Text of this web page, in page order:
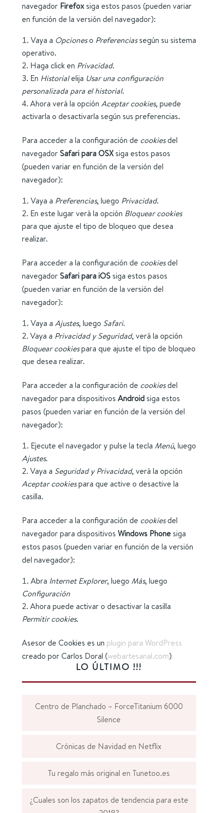
navegador Firefoxsiga estos pasos (pueden variar
en función de la versión del navegador):
Vaya a Opcioneso Preferenciassegún su sistema
operativo.
Haga click en Privacidad.
En Historialelija Usar una configuración
personalizada para el historial.
Ahora verá la opción Aceptar cookies, puede
activarla o desactivarla según sus preferencias.
Para acceder a la configuración de cookiesdel
navegadorSafari para OSXsiga estos pasos
(pueden variar en función de la versión del
navegador):
Vaya a Preferencias, luego Privacidad.
En este lugar verá la opción Bloquear cookies
para que ajuste el tipo de bloqueo que desea
realizar.
Para acceder a la configuración de cookiesdel
navegadorSafari para iOSsiga estos pasos
(pueden variar en función de la versión del
navegador):
Vaya a Ajustes, luego Safari.
Vaya a Privacidad y Seguridad, verá la opción
Bloquear cookiespara que ajuste el tipo de bloqueo
que desea realizar.
Para acceder a la configuración de cookiesdel
navegador para dispositivos Androidsiga estos
pasos (pueden variar en función de la versión del
navegador):
Ejecute el navegador y pulse la tecla Menú, luego
Ajustes.
Vaya a Seguridad y Privacidad, verá la opción
Aceptar cookiespara que active o desactive la
casilla.
Para acceder a la configuración de cookiesdel
navegador para dispositivos Windows Phonesiga
estos pasos (pueden variar en función de la versión
del navegador):
Abra Internet Explorer, luego Más, luego
Configuración
Ahora puede activar o desactivar la casilla
Permitir cookies.
Asesor de Cookies es un plugin para WordPress
creado por Carlos Doral (webartesanal.com)
LO ÚLTIMO !!!
Centro de Planchado – ForceTitanium 6000
Silence
Crónicas de Navidad en Netflix
Tu regalo más original en Tunetoo.es
¿Cuales son los zapatos de tendencia para este